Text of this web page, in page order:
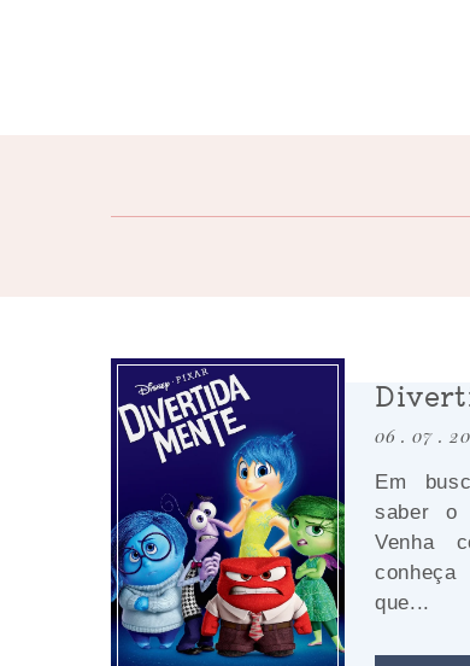
06 . 07 .
Em
saber o
Venha
que...